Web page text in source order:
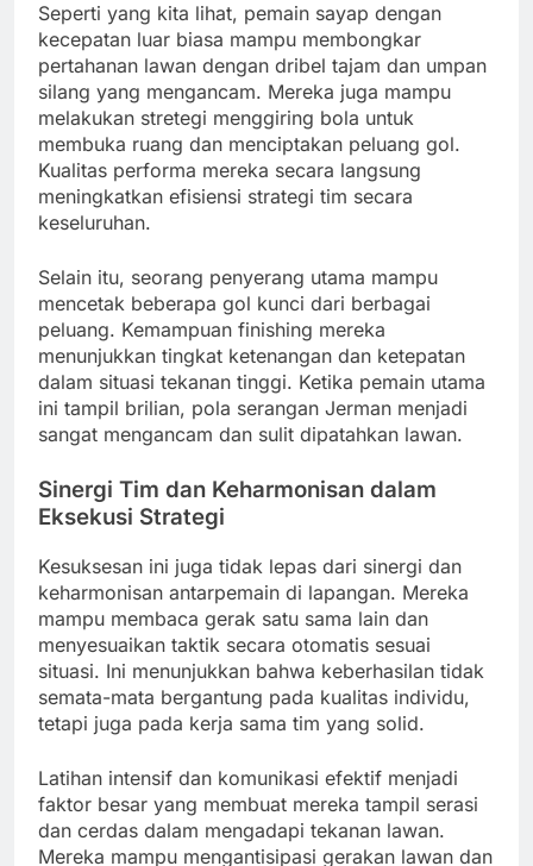
Seperti yang kita lihat, pemain sayap dengan
kecepatan luar biasa mampu membongkar
pertahanan lawan dengan dribel tajam dan umpan
silang yang mengancam. Mereka juga mampu
melakukan stretegi menggiring bola untuk
membuka ruang dan menciptakan peluang gol.
Kualitas performa mereka secara langsung
meningkatkan efisiensi strategi tim secara
keseluruhan.
Selain itu, seorang penyerang utama mampu
mencetak beberapa gol kunci dari berbagai
peluang. Kemampuan finishing mereka
menunjukkan tingkat ketenangan dan ketepatan
dalam situasi tekanan tinggi. Ketika pemain utama
ini tampil brilian, pola serangan Jerman menjadi
sangat mengancam dan sulit dipatahkan lawan.
Sinergi Tim dan Keharmonisan dalam
Eksekusi Strategi
Kesuksesan ini juga tidak lepas dari sinergi dan
keharmonisan antarpemain di lapangan. Mereka
mampu membaca gerak satu sama lain dan
menyesuaikan taktik secara otomatis sesuai
situasi. Ini menunjukkan bahwa keberhasilan tidak
semata-mata bergantung pada kualitas individu,
tetapi juga pada kerja sama tim yang solid.
Latihan intensif dan komunikasi efektif menjadi
faktor besar yang membuat mereka tampil serasi
dan cerdas dalam mengadapi tekanan lawan.
Mereka mampu mengantisipasi gerakan lawan dan